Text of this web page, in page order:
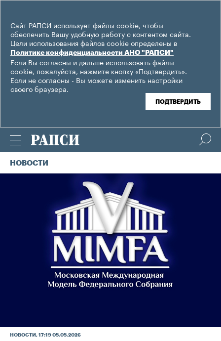
Сайт РАПСИ использует файлы cookie, чтобы
обеспечить Вашу удобную работу с контентом сайта.
Цели использования файлов cookie определены в
Политике конфиденциальности АНО "РАПСИ"
Если Вы согласны и дальше использовать файлы
cookie, пожалуйста, нажмите кнопку «Подтвердить».
Если не согласны - Вы можете изменить настройки
своего браузера.
ПОДТВЕРДИТЬ
НОВОСТИ
НОВОСТИ , 17:19 05.05.2026